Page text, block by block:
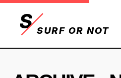
SURF OR NOT
S